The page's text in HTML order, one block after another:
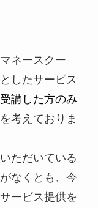
ネースクー
したサービス
講した方のみ
考えておりま
ただいている
なくとも、今
ービス提供を